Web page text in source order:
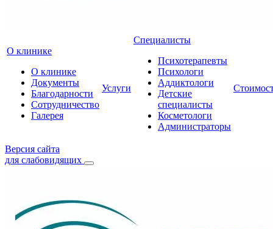
О клинике
О клинике
Документы
Благодарности
Сотрудничество
Галерея
Услуги
Специалисты
Психотерапевты
Психологи
Аддиктологи
Детские
специалисты
Косметологи
Администраторы
Версия сайта
для слабовидящих